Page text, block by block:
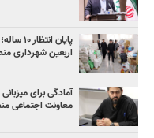
پایان
اربعین شهرداری منطقه ۵ در
معاونت اجتماعی منطقه ۵ و